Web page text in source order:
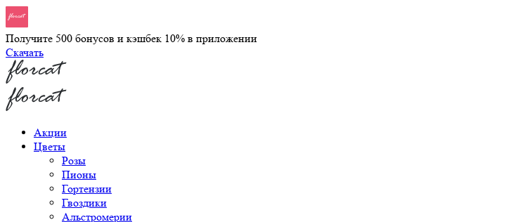
Получите 500 бонусов и кэшбек 10% в приложении
Скачать
Акции
Цветы
Розы
Пионы
Гортензии
Гвоздики
Альстромерии